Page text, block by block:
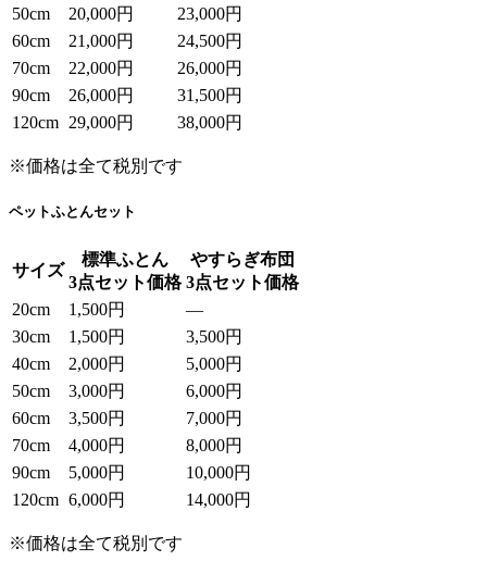
50cm 20,000円
23,000円
60cm
21,000円
24,500円
70cm
22,000円
26,000円
90cm
26,000円
31,500円
120cm 29,000円 38,000円
※価格は全て税別です
ペットふとんセット
サイズ
標準ふとん
3点セット価格
やすらぎ布団
3点セット価格
20cm
1,500円
—
30cm
1,500円
3,500円
40cm
2,000円
5,000円
50cm
3,000円
6,000円
60cm
3,500円
7,000円
70cm
4,000円
8,000円
90cm
5,000円
10,000円
120cm 6,000円 14,000円
※価格は全て税別です